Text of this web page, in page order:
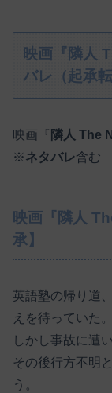
映画『隣人
バレ（起承転
映画『 隣人 The
※ネタバレ含む
映画『隣人
承】
英語塾の帰り道
えを待っていた。
しかし事故に遭
その後行方不明
う。